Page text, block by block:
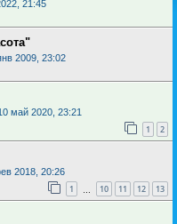
21:45
2009, 23:02
май 2020, 23:21
1 2
2018, 20:26
1 10 11 12 13